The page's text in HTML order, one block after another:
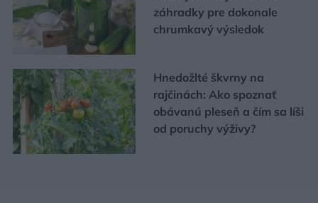
záhradky pre dokonale
chrumkavý výsledok
Hnedožlté škvrny na
rajčinách: Ako spoznať
obávanú pleseň a čím sa líši
od poruchy výživy?